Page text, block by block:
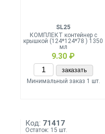
SL25
КОМПЛЕКТ контейнер с
крышкой (124*124*78 ) 1350
мл
9.30 ₽
заказать
Минимальный заказ 1 шт.
Код: 71417
Остаток: 15 шт.